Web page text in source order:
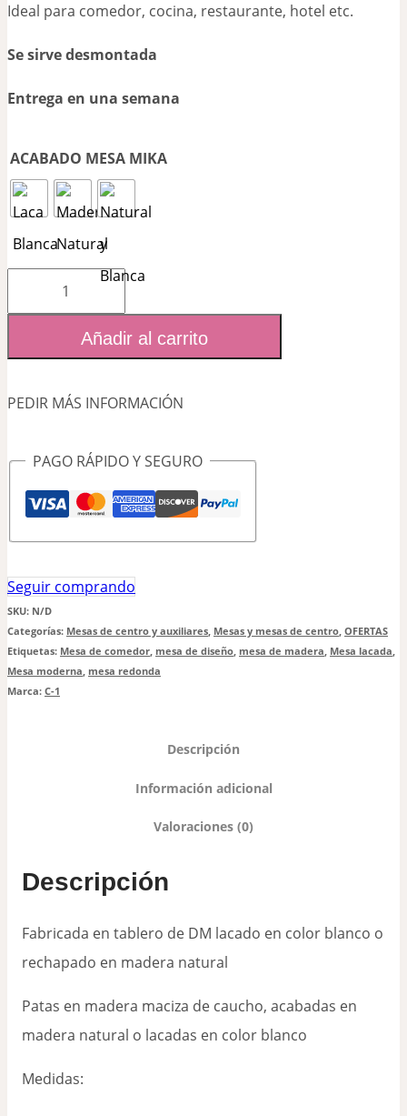
Ideal para comedor, cocina, restaurante, hotel etc.
Se sirve desmontada
Entrega en una semana
ACABADO MESA MIKA
Mika
Añadir al carrito
PEDIR MÁS INFORMACIÓN
PAGO RÁPIDO Y SEGURO
Seguir comprando
SKU: N/D
Categorías: Mesas de centro y auxiliares, Mesas y mesas de centro, OFERTAS
Etiquetas: Mesa de comedor, mesa de diseño, mesa de madera, Mesa lacada,
Mesa moderna, mesa redonda
Marca: C-1
Descripción
Información adicional
Valoraciones (0)
Descripción
Fabricada en tablero de DM lacado en color blanco o
rechapado en madera natural
Patas en madera maciza de caucho, acabadas en
madera natural o lacadas en color blanco
Medidas: